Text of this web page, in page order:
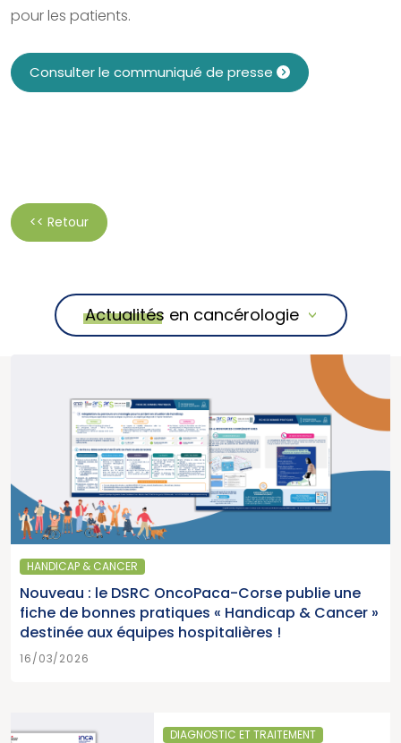
pour les patients.
Consulter le communiqué de presse
<< Retour
Actualités en cancérologie
HANDICAP & CANCER
Nouveau : le DSRC OncoPaca-Corse publie une
fiche de bonnes pratiques « Handicap & Cancer »
destinée aux équipes hospitalières !
16/03/2026
ET TRAITEMENT